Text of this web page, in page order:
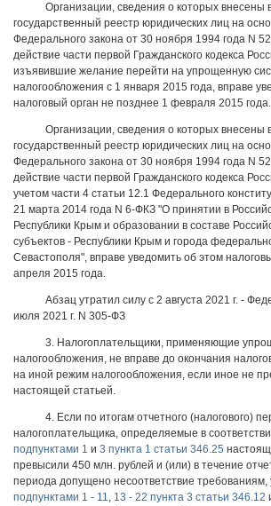
Организации, сведения о которых внесены
государственный реестр юридических лиц на
Федерального закона от 30 ноября 1994 года N
действие части первой Гражданского кодекса
изъявившие желание перейти на упрощенную
налогообложения с 1 января 2015 года, вправе
налоговый орган не позднее 1 февраля 2015 года.
Организации, сведения о которых внесены
государственный реестр юридических лиц на
Федерального закона от 30 ноября 1994 года N
действие части первой Гражданского кодекса
учетом части 4 статьи 12.1 Федерального
21 марта 2014 года N 6-ФКЗ "О принятии в
Республики Крым и образовании в составе
субъектов - Республики Крым и города
Севастополя", вправе уведомить об этом
апреля 2015 года.
Абзац утратил силу с 2 августа 2021 г. -
июля 2021 г. N 305-ФЗ
3. Налогоплательщики, применяющие
налогообложения, не вправе до окончания
на иной режим налогообложения, если иное не
настоящей статьей.
4. Если по итогам отчетного (налогового)
налогоплательщика, определяемые в
подпунктами 1 и 3 пункта 1 статьи 346.25
превысили 450 млн. рублей и (или) в течение
периода допущено несоответствие
подпунктами 1 - 11, 13 - 22 пункта 3 статьи 346.12